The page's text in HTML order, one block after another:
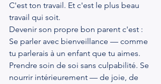
C'est ton travail. Et c'est le plus beau
travail qui soit.
Devenir son propre bon parent c'est :
Se parler avec bienveillance — comme
tu parlerais à un enfant que tu aimes.
Prendre soin de soi sans culpabilité. Se
nourrir intérieurement — de joie, de